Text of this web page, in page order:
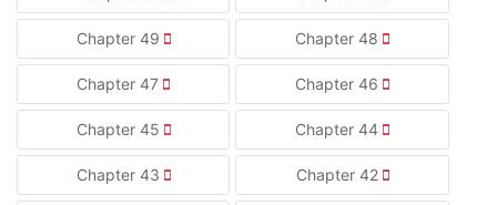
Chapter 49 Chapter 48
Chapter 47 Chapter 46
Chapter 45 Chapter 44
Chapter 43 Chapter 42